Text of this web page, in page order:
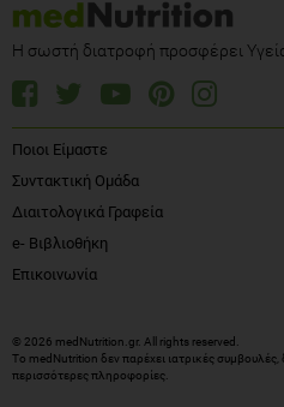
Η σωστή διατροφή προσφέρει
Ποιοι Είμαστε
Συντακτική Ομάδα
Διαιτολογικά Γραφεία
e- Βιβλιοθήκη
Επικοινωνία
© 2026 medNutrition.gr. All rights reserved.
Το medNutrition δεν παρέχει ιατρικές συμβουλές,
περισσότερες πληροφορίες